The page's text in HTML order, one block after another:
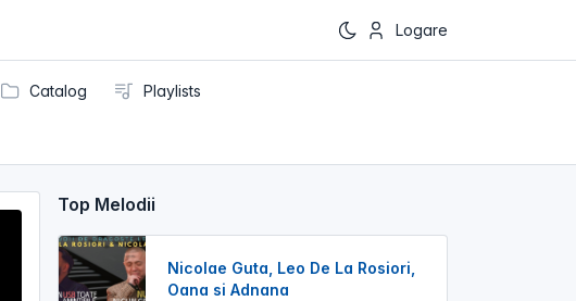
Logare
Catalog Playlists
Top Melodii
Nicolae Guta, Leo De La Rosiori,
Oana si Adnana